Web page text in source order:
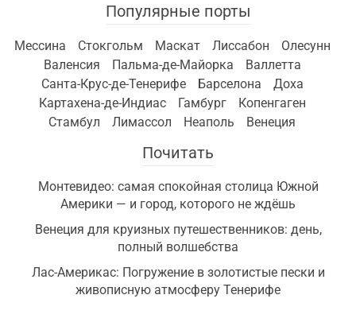
Популярные порты
Мессина Стокгольм Маскат Лиссабон
Олесунн
Валенсия
Пальма-де-Майорка
Валлетта
Санта-Крус-де-Тенерифе
Барселона
Доха
Картахена-де-Индиас
Гамбург
Копенгаген
Стамбул
Лимассол Неаполь Венеция
Почитать
Монтевидео: самая спокойная столица Южной
Америки — и город, которого не ждёшь
Венеция для круизных путешественников: день,
полный волшебства
Лас-Америкас: Погружение в золотистые пески и
живописную атмосферу Тенерифе